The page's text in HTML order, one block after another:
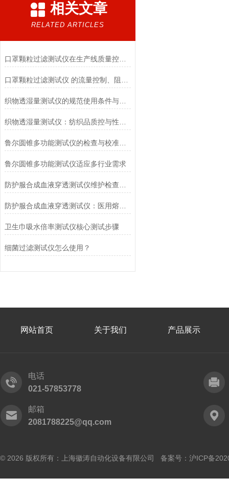
相关文章
RELATED ARTICLES
口罩颗粒过滤测试仪在生产线质量控制与研发筛选中的实战价值
织物透湿量测试仪的规范使用条件与数据保障前提
鲁尔圆锥多功能测试仪的检查与校准流程
鲁尔圆锥多功能测试仪适应多行业需求
卫生巾吸水倍率测试仪核心测试步骤
细菌过滤测试仪怎么使用？
网站首页 关于我们 产品展示
电话
021-57853778
邮箱
2081788225@qq.com
© 2026 版权所有：上海徽涛自动化设备有限公司 备案号： 沪ICP备